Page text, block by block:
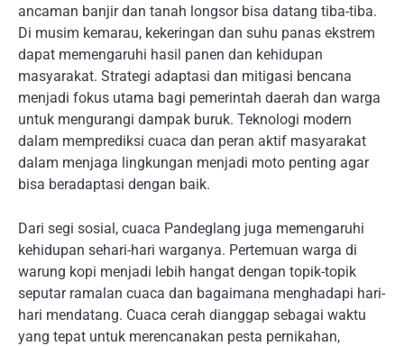
ancaman banjir dan tanah longsor bisa datang tiba-tiba.
Di musim kemarau, kekeringan dan suhu panas ekstrem
dapat memengaruhi hasil panen dan kehidupan
masyarakat. Strategi adaptasi dan mitigasi bencana
menjadi fokus utama bagi pemerintah daerah dan warga
untuk mengurangi dampak buruk. Teknologi modern
dalam memprediksi cuaca dan peran aktif masyarakat
dalam menjaga lingkungan menjadi moto penting agar
bisa beradaptasi dengan baik.
Dari segi sosial, cuaca Pandeglang juga memengaruhi
kehidupan sehari-hari warganya. Pertemuan warga di
warung kopi menjadi lebih hangat dengan topik-topik
seputar ramalan cuaca dan bagaimana menghadapi hari-
hari mendatang. Cuaca cerah dianggap sebagai waktu
yang tepat untuk merencanakan pesta pernikahan,